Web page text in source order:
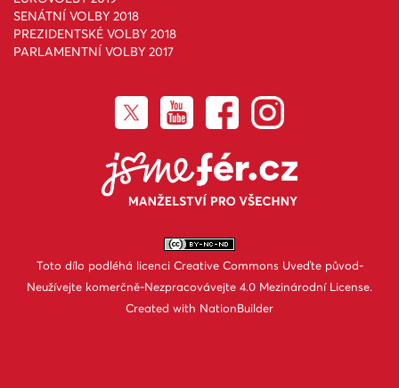
SENÁTNÍ VOLBY 2018
PREZIDENTSKÉ VOLBY 2018
PARLAMENTNÍ VOLBY 2017
Toto dílo podléhá licenci Creative Commons Uveďte původ-
Neužívejte komerčně-Nezpracovávejte 4.0 Mezinárodní License.
Created with NationBuilder